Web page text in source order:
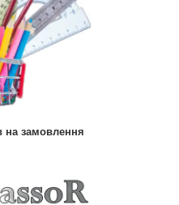
на замовлення